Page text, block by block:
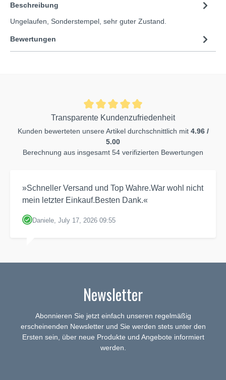
Beschreibung
Ungelaufen, Sonderstempel, sehr guter Zustand.
Bewertungen
Transparente Kundenzufriedenheit
Kunden bewerteten unsere Artikel durchschnittlich mit 4.96 /
5.00
Berechnung aus insgesamt 54 verifizierten Bewertungen
»Schneller Versand und Top Wahre.War wohl nicht
mein letzter Einkauf.Besten Dank.«
Daniele, July 17, 2026 09:55
Newsletter
Abonnieren Sie jetzt einfach unseren regelmäßig
erscheinenden Newsletter und Sie werden stets unter den
Ersten sein, über neue Produkte und Angebote informiert
werden.